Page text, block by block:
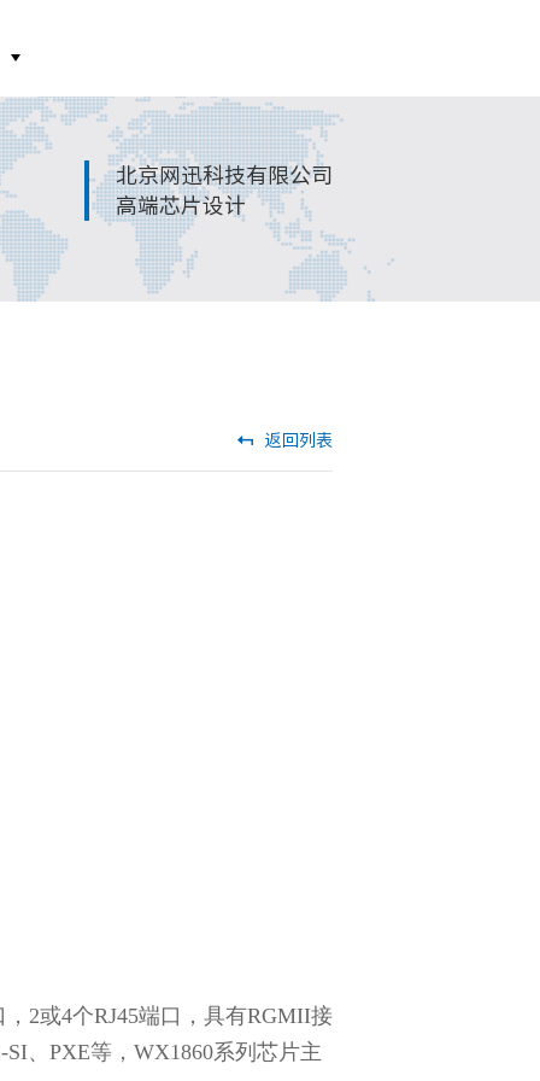
北京网迅科技有限公司
高端芯片设计
返回列表
2或4个RJ45端口，具有RGMII接
、PXE等，WX1860系列芯片主